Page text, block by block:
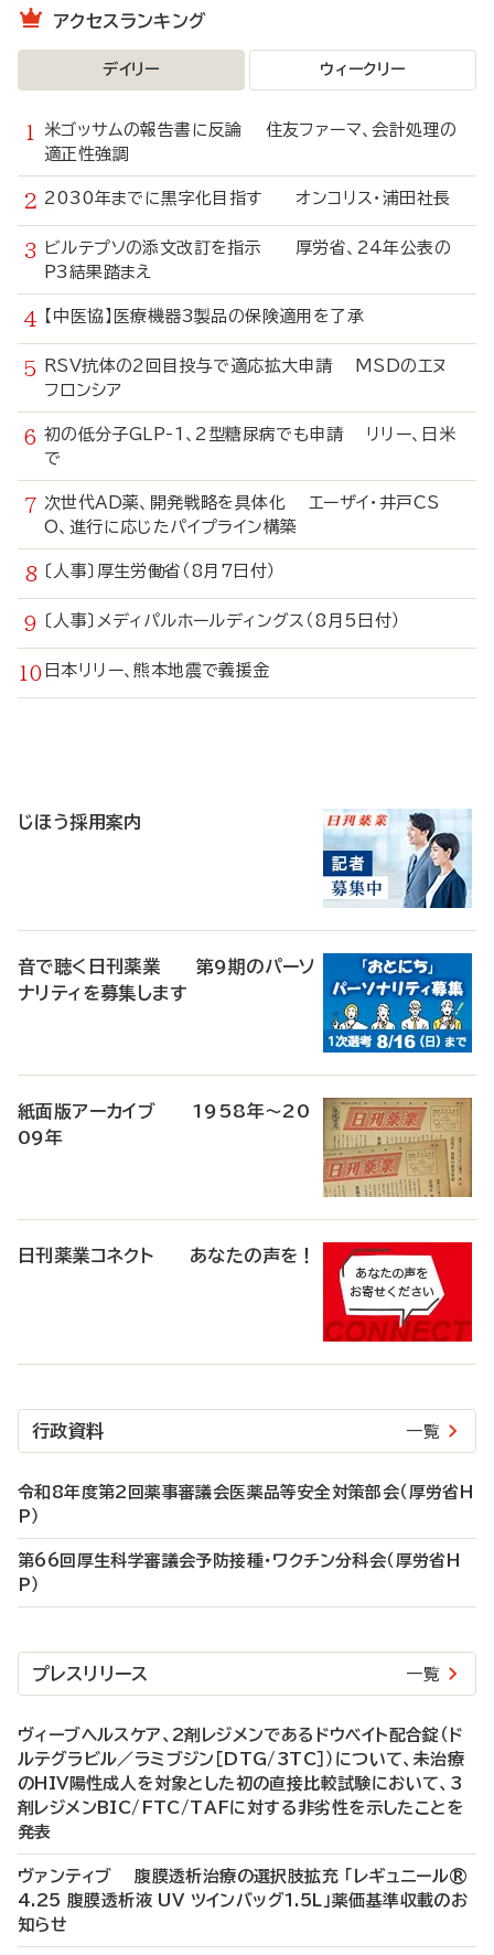
アクセスランキング
デイリー ウィークリー
米ゴッサムの報告書に反論 住友ファーマ、会計処理の
適正性強調
2030年までに黒字化目指す オンコリス・浦田社長
ビルテプソの添文改訂を指示 厚労省、24年公表の
P3結果踏まえ
【中医協】医療機器3製品の保険適用を了承
RSV抗体の2回目投与で適応拡大申請 MSDのエヌ
フロンシア
初の低分子GLP-1、2型糖尿病でも申請 リリー、日米
で
次世代AD薬、開発戦略を具体化 エーザイ・井戸CS
O、進行に応じたパイプライン構築
〔人事〕厚生労働省（8月7日付）
〔人事〕メディパルホールディングス（8月5日付）
日本リリー、熊本地震で義援金
じほう採用案内
音で聴く日刊薬業 第9期のパーソ
ナリティを募集します
紙面版アーカイブ 1958年～20
09年
日刊薬業コネクト あなたの声を！
行政資料 一覧
令和8年度第2回薬事審議会医薬品等安全対策部会（厚労省H
P）
第66回厚生科学審議会予防接種・ワクチン分科会（厚労省H
P）
プレスリリース 一覧
ヴィーブヘルスケア、2剤レジメンであるドウベイト配合錠（ド
ルテグラビル／ラミブジン［DTG/3TC］）について、未治療
のHIV陽性成人を対象とした初の直接比較試験において、3
剤レジメンBIC/FTC/TAFに対する非劣性を示したことを
発表
ヴァンティブ 腹膜透析治療の選択肢拡充 「レギュニール®
4.25 腹膜透析液 UV ツインバッグ1.5L」薬価基準収載のお
知らせ